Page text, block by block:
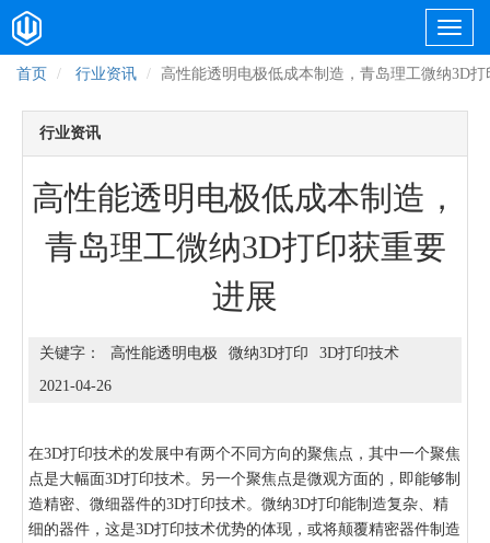
首页 行业资讯 高性能透明电极低成本制造，青岛理工微纳3D
行业资讯
高性能透明电极低成本制造，
青岛理工微纳3D打印获重要
进展
高性能透明电极 微纳3D打印
3D打印技术
2021-04-26
在3D打印技术的发展中有两个不同方向的聚焦点，其中一个聚焦
点是大幅面3D打印技术。另一个聚焦点是微观方面的，即能够制
造精密、微细器件的3D打印技术。微纳3D打印能制造复杂、精
细的器件，这是3D打印技术优势的体现，或将颠覆精密器件制造